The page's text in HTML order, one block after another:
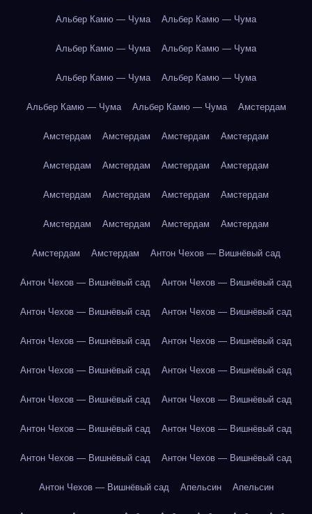
Альбер Камю — Чума Альбер Камю — Чума
Альбер Камю — Чума Альбер Камю — Чума
Альбер Камю — Чума Альбер Камю — Чума
Альбер Камю — Чума Альбер Камю — Чума Амстердам
Амстердам Амстердам Амстердам Амстердам
Амстердам Амстердам Амстердам Амстердам
Амстердам Амстердам Амстердам Амстердам
Амстердам Амстердам Амстердам Амстердам
Амстердам Амстердам Антон Чехов — Вишнёвый сад
Антон Чехов — Вишнёвый сад Антон Чехов — Вишнёвый сад
Антон Чехов — Вишнёвый сад Антон Чехов — Вишнёвый сад
Антон Чехов — Вишнёвый сад Антон Чехов — Вишнёвый сад
Антон Чехов — Вишнёвый сад Антон Чехов — Вишнёвый сад
Антон Чехов — Вишнёвый сад Антон Чехов — Вишнёвый сад
Антон Чехов — Вишнёвый сад Антон Чехов — Вишнёвый сад
Антон Чехов — Вишнёвый сад Антон Чехов — Вишнёвый сад
Антон Чехов — Вишнёвый сад Апельсин Апельсин